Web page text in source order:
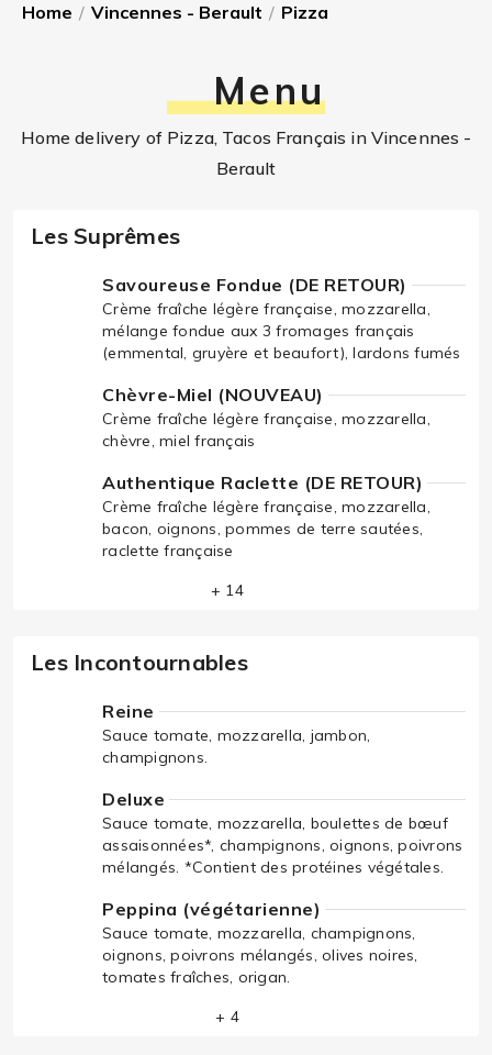
Home / Vincennes - Berault / Pizza
Menu
Home delivery of Pizza, Tacos Français in Vincennes -
Berault
Les Suprêmes
Savoureuse Fondue (DE RETOUR)
Crème fraîche légère française, mozzarella,
mélange fondue aux 3 fromages français
(emmental, gruyère et beaufort), lardons fumés
Chèvre-Miel (NOUVEAU)
Crème fraîche légère française, mozzarella,
chèvre, miel français
Authentique Raclette (DE RETOUR)
Crème fraîche légère française, mozzarella,
bacon, oignons, pommes de terre sautées,
raclette française
+ 14
Les Incontournables
Reine
Sauce tomate, mozzarella, jambon,
champignons.
Deluxe
Sauce tomate, mozzarella, boulettes de bœuf
assaisonnées*, champignons, oignons, poivrons
mélangés. *Contient des protéines végétales.
Peppina (végétarienne)
Sauce tomate, mozzarella, champignons,
oignons, poivrons mélangés, olives noires,
tomates fraîches, origan.
+ 4